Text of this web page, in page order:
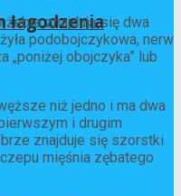
łagodzenia
znajdują się dwa
podobojczykowa, nerw
„poniżej obojczyka” lub
niż jedno i ma dwa
i drugim
znajduje się szorstki
mięśnia zębatego